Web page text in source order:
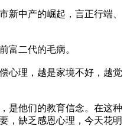
新中产的崛起，言正行端、
富二代的毛病。
心理，越是家境不好，越觉
是他们的教育信念。在这种
，缺乏感恩心理，今天花明